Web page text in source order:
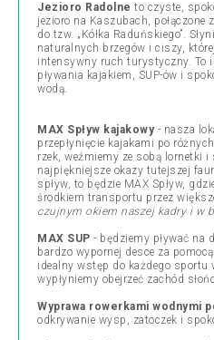
Jezioro Radolne to czyste,
jezioro na Kaszubach, połączone
do tzw. „Kółka Raduńskiego”.
naturalnych brzegów i ciszy,
intensywny ruch turystyczny. To
pływania kajakiem, SUP-ów i
wodą.
MAX Spływ kajakowy- nasza
przepłynięcie kajakami po
rzek, weźmiemy ze sobą lornetki i
najpiękniejsze okazy tutejszej
spływ, to będzie MAX Spływ,
środkiem transportu przez
czujnym okiem naszej kadry i w
MAX SUP - będziemy pływać na
bardzo wypornej desce za
idealny wstęp do każdego sportu
wypłyniemy obejrzeć zachód
Wyprawa rowerkami wodnymi
odkrywanie wysp, zatoczek i